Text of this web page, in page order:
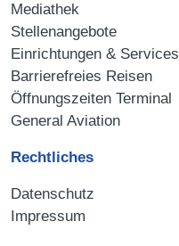
Mediathek
Stellenangebote
Einrichtungen & Services
Barrierefreies Reisen
Öffnungszeiten Terminal
General Aviation
Rechtliches
Datenschutz
Impressum